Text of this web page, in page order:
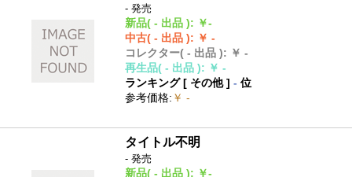
- 発売
新品( - 出品 ): ￥-
中古( - 出品 ): ￥ -
コレクター( - 出品 ): ￥ -
再生品( - 出品 ): ￥ -
ランキング [ その他]- 位
参考価格: ￥ -
タイトル不明
- 発売
新品( - 出品 ): ￥-